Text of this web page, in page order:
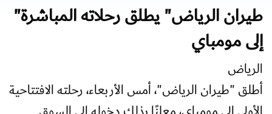
"طيران الرياض" يطلق رحلاته المباشرة
إلى مومباي
الرياض
أطلق "طيران الرياض"، أمس الأربعاء، رحلته الافتتاحية